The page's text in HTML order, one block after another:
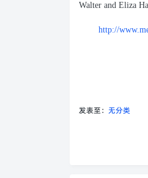
Walter and Eliza
http://
发表至： 无分类